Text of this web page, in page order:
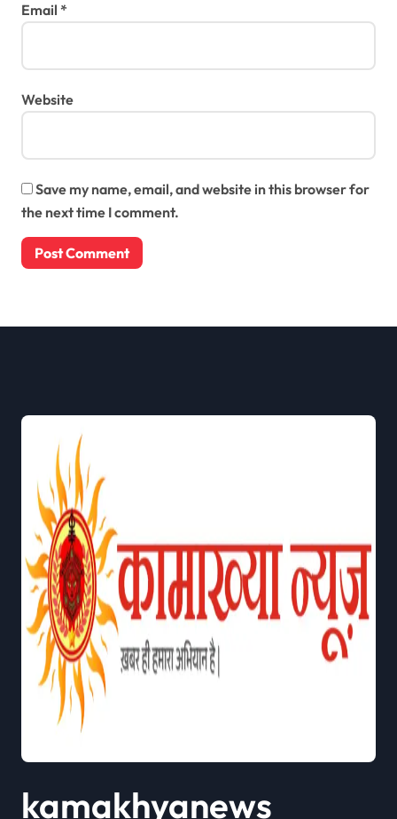
Email *
Website
Save my name, email, and website in this browser for
the next time I comment.
kamakhyanews